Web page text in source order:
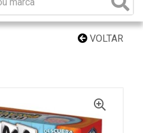
VOLTAR